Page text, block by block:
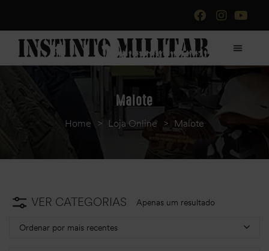
Malote
Home > Loja Online > Malote
VER CATEGORIAS Apenas um resultado
Ordenar por mais recentes